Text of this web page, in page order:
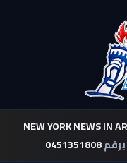
NEW YORK NEWS IN
0451351808